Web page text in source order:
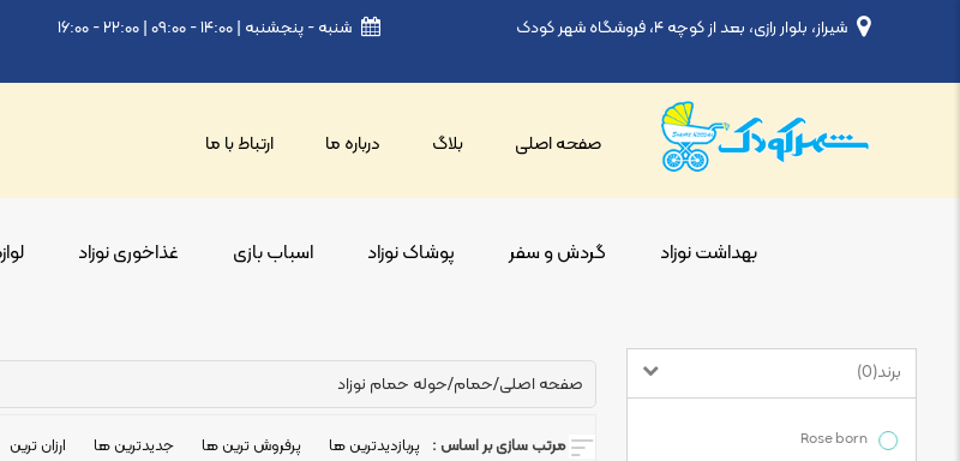
شیراز، بلوار رازی، بعد از کوچه ۴، فروشگاه شهر کودک شنبه - پنجشنبه | ۱۴:۰۰ - ۰۹:۰۰ | ۲۲:۰۰ - ۱۶:۰۰
صفحه اصلی بلاگ درباره ما ارتباط با ما
بهداشت نوزاد گردش و سفر پوشاک نوزاد اسباب بازی غذاخوری نوزاد
صفحه اصلی/حمام/حوله حمام نوزاد
مرتب سازی بر اساس : پربازدیدترین ها پرفروش ترین ها جدیدترین ها ارزان ترین
برند (0)
Rose born